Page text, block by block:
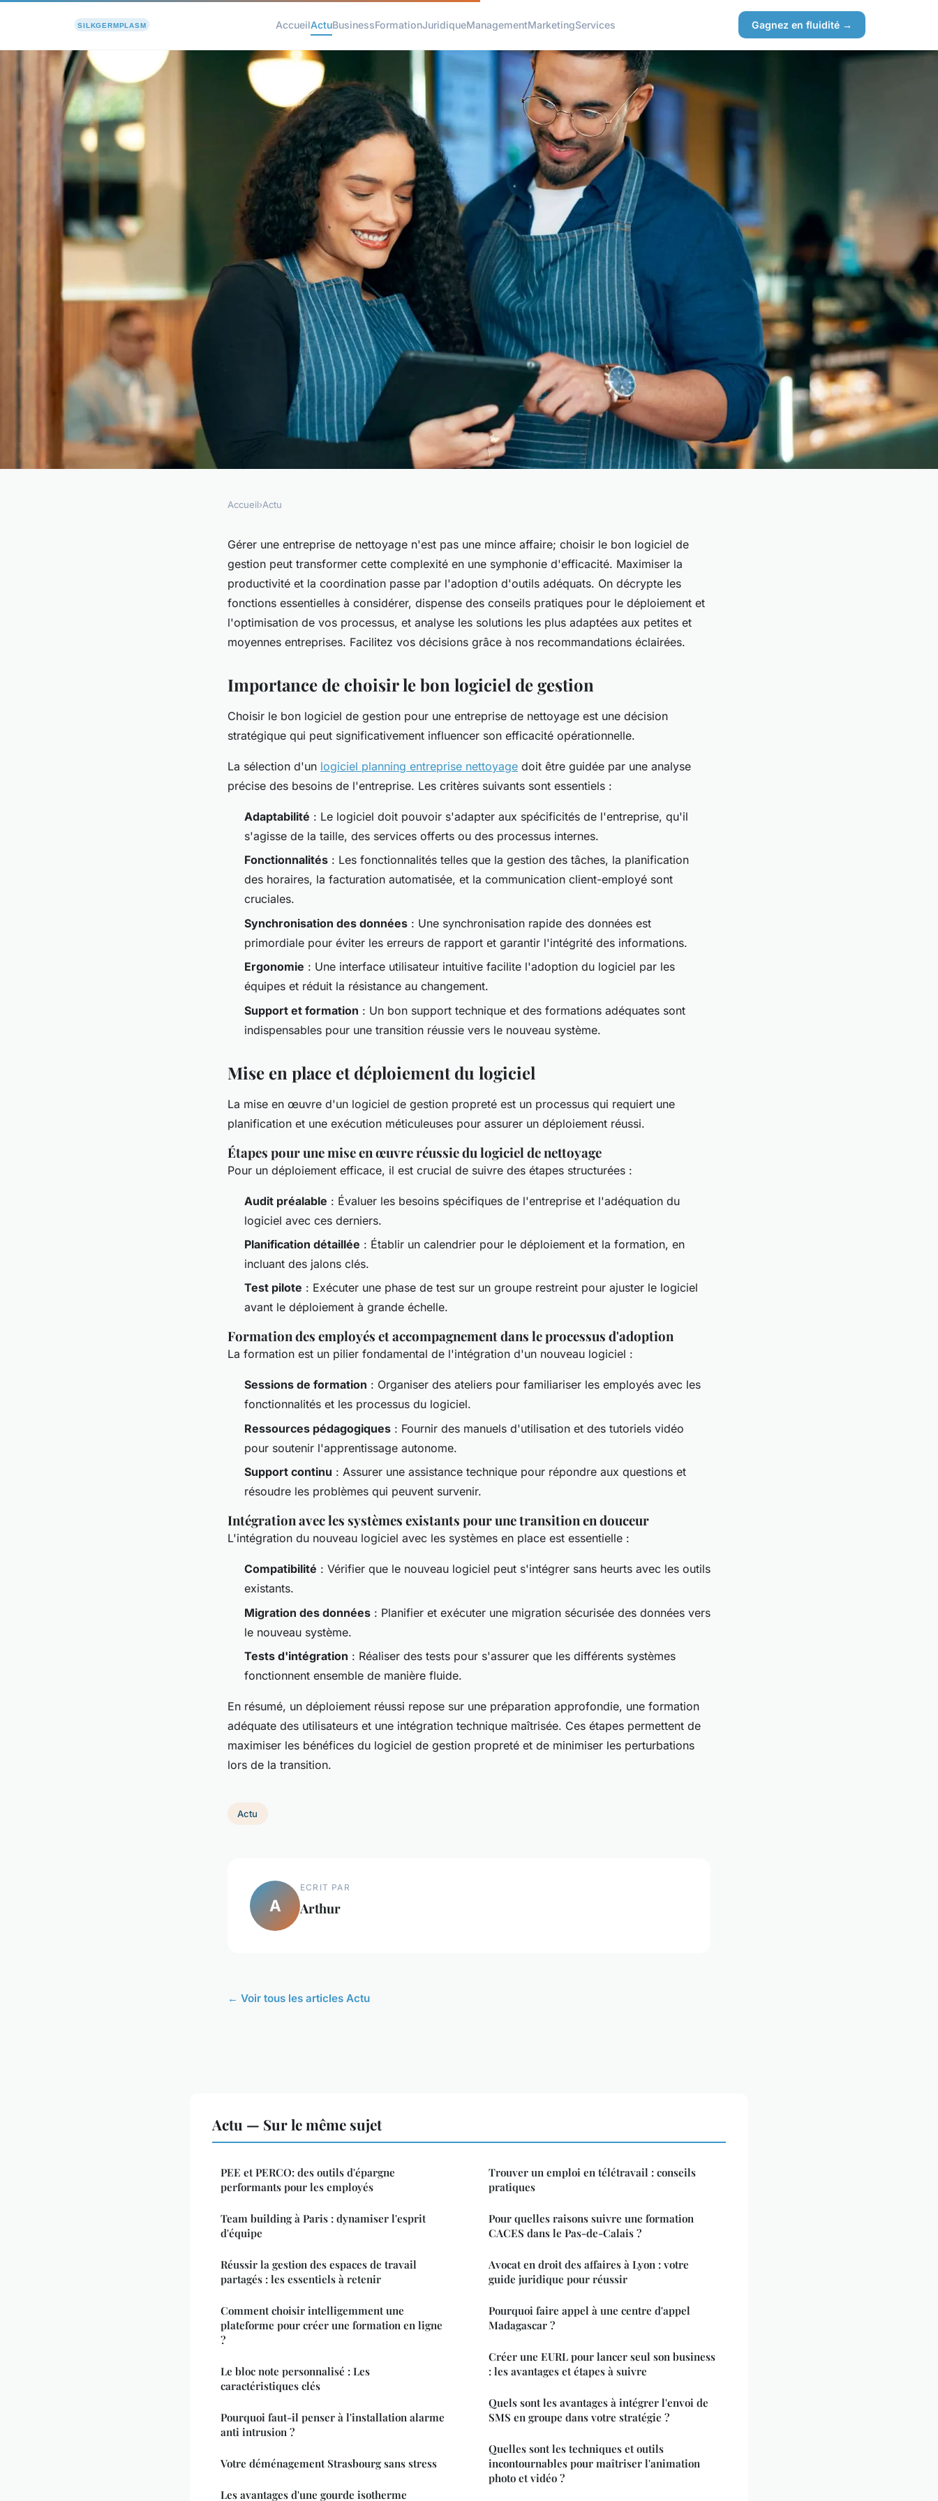
AccueilActuBusinessFormationJuridiqueManagementMarketingServices Gagnez en fluidité →
Logiciel de gestion pour entreprise de
nettoyage : conseils pour une
utilisation réussie
Accueil›Actu
Gérer une entreprise de nettoyage n'est pas une mince affaire; choisir le bon logiciel de
gestion peut transformer cette complexité en une symphonie d'efficacité. Maximiser la
productivité et la coordination passe par l'adoption d'outils adéquats. On décrypte les
fonctions essentielles à considérer, dispense des conseils pratiques pour le déploiement et
l'optimisation de vos processus, et analyse les solutions les plus adaptées aux petites et
moyennes entreprises. Facilitez vos décisions grâce à nos recommandations éclairées.
Importance de choisir le bon logiciel de gestion
Choisir le bon logiciel de gestion pour une entreprise de nettoyage est une décision
stratégique qui peut significativement influencer son efficacité opérationnelle.
La sélection d'un logiciel planning entreprise nettoyage doit être guidée par une analyse
précise des besoins de l'entreprise. Les critères suivants sont essentiels :
Adaptabilité : Le logiciel doit pouvoir s'adapter aux spécificités de l'entreprise, qu'il
s'agisse de la taille, des services offerts ou des processus internes.
Fonctionnalités : Les fonctionnalités telles que la gestion des tâches, la planification
des horaires, la facturation automatisée, et la communication client-employé sont
cruciales.
Synchronisation des données : Une synchronisation rapide des données est
primordiale pour éviter les erreurs de rapport et garantir l'intégrité des informations.
Ergonomie : Une interface utilisateur intuitive facilite l'adoption du logiciel par les
équipes et réduit la résistance au changement.
Support et formation : Un bon support technique et des formations adéquates sont
indispensables pour une transition réussie vers le nouveau système.
Mise en place et déploiement du logiciel
La mise en œuvre d'un logiciel de gestion propreté est un processus qui requiert une
planification et une exécution méticuleuses pour assurer un déploiement réussi.
Étapes pour une mise en œuvre réussie du logiciel de nettoyage
Pour un déploiement efficace, il est crucial de suivre des étapes structurées :
Audit préalable : Évaluer les besoins spécifiques de l'entreprise et l'adéquation du
logiciel avec ces derniers.
Planification détaillée : Établir un calendrier pour le déploiement et la formation, en
incluant des jalons clés.
Test pilote : Exécuter une phase de test sur un groupe restreint pour ajuster le logiciel
avant le déploiement à grande échelle.
Formation des employés et accompagnement dans le processus d'adoption
La formation est un pilier fondamental de l'intégration d'un nouveau logiciel :
Sessions de formation : Organiser des ateliers pour familiariser les employés avec les
fonctionnalités et les processus du logiciel.
Ressources pédagogiques : Fournir des manuels d'utilisation et des tutoriels vidéo
pour soutenir l'apprentissage autonome.
Support continu : Assurer une assistance technique pour répondre aux questions et
résoudre les problèmes qui peuvent survenir.
Intégration avec les systèmes existants pour une transition en douceur
L'intégration du nouveau logiciel avec les systèmes en place est essentielle :
Compatibilité : Vérifier que le nouveau logiciel peut s'intégrer sans heurts avec les outils
existants.
Migration des données : Planifier et exécuter une migration sécurisée des données vers
le nouveau système.
Tests d'intégration : Réaliser des tests pour s'assurer que les différents systèmes
fonctionnent ensemble de manière fluide.
En résumé, un déploiement réussi repose sur une préparation approfondie, une formation
adéquate des utilisateurs et une intégration technique maîtrisée. Ces étapes permettent de
maximiser les bénéfices du logiciel de gestion propreté et de minimiser les perturbations
lors de la transition.
Actu
A
ECRIT PAR
Arthur
← Voir tous les articles Actu
Actu — Sur le même sujet
PEE et PERCO: des outils d'épargne
performants pour les employés
Team building à Paris : dynamiser l'esprit
d'équipe
Réussir la gestion des espaces de travail
partagés : les essentiels à retenir
Comment choisir intelligemment une
plateforme pour créer une formation en ligne
?
Le bloc note personnalisé : Les
caractéristiques clés
Pourquoi faut-il penser à l'installation alarme
anti intrusion ?
Votre déménagement Strasbourg sans stress
Les avantages d'une gourde isotherme
Trouver un emploi en télétravail : conseils
pratiques
Pour quelles raisons suivre une formation
CACES dans le Pas-de-Calais ?
Avocat en droit des affaires à Lyon : votre
guide juridique pour réussir
Pourquoi faire appel à une centre d'appel
Madagascar ?
Créer une EURL pour lancer seul son business
: les avantages et étapes à suivre
Quels sont les avantages à intégrer l'envoi de
SMS en groupe dans votre stratégie ?
Quelles sont les techniques et outils
incontournables pour maîtriser l'animation
photo et vidéo ?